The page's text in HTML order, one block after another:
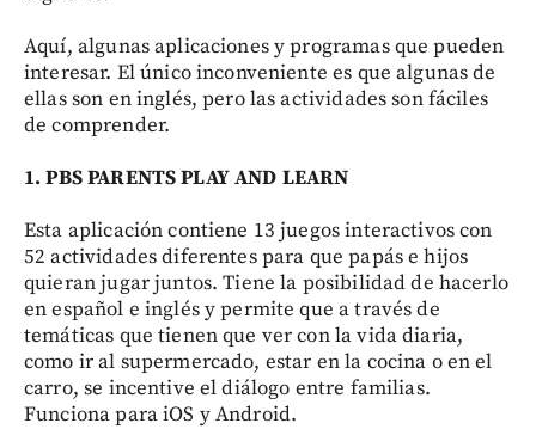
Aquí, algunas aplicaciones y programas que pueden
interesar. El único inconveniente es que algunas de
ellas son en inglés, pero las actividades son fáciles
de comprender.
1. PBS PARENTS PLAY AND LEARN
Esta aplicación contiene 13 juegos interactivos con
52 actividades diferentes para que papás e hijos
quieran jugar juntos. Tiene la posibilidad de hacerlo
en español e inglés y permite que a través de
temáticas que tienen que ver con la vida diaria,
como ir al supermercado, estar en la cocina o en el
carro, se incentive el diálogo entre familias.
Funciona para iOS y Android.